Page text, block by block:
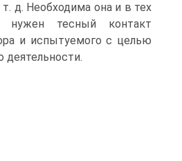
д. Необходима она и в тех
нужен тесный контакт
и испытуемого с целью
деятельности.